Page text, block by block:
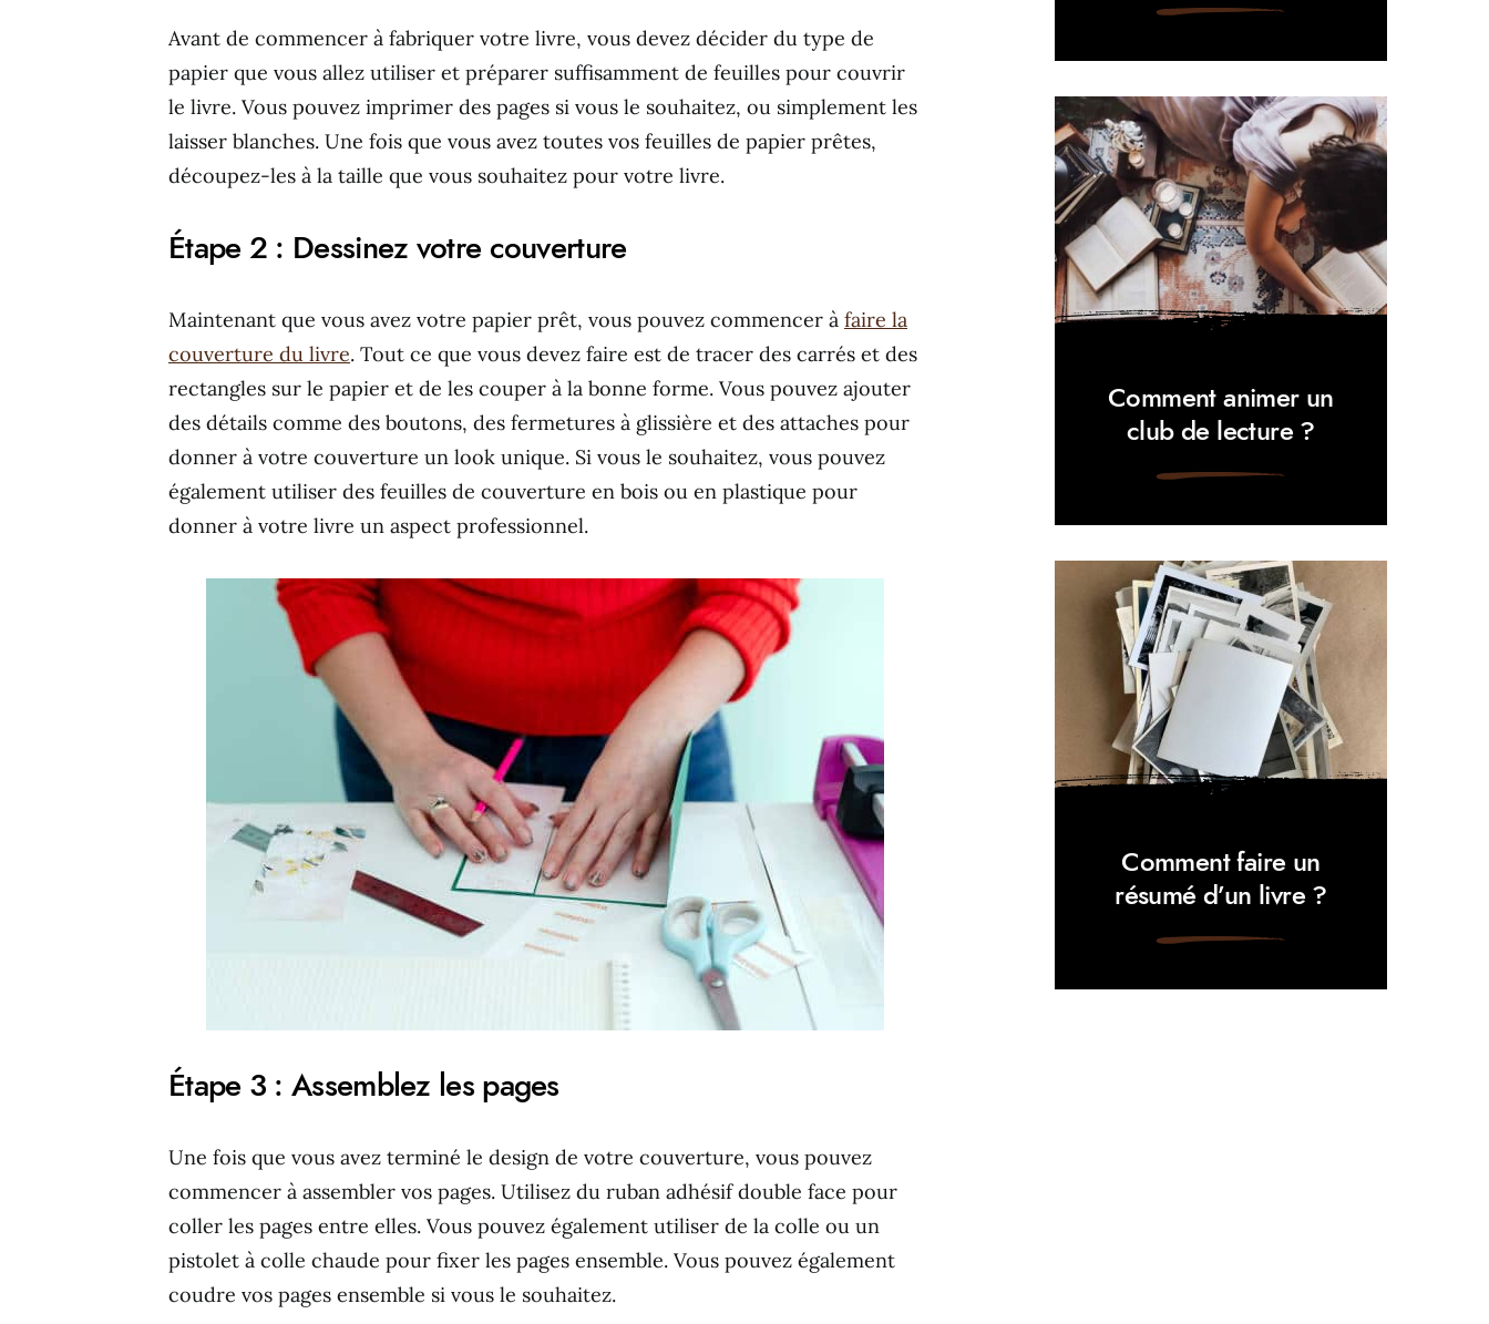
Avant de commencer à fabriquer votre livre, vous devez décider du type de
papier que vous allez utiliser et préparer suffisamment de feuilles pour couvrir
le livre. Vous pouvez imprimer des pages si vous le souhaitez, ou simplement les
laisser blanches. Une fois que vous avez toutes vos feuilles de papier prêtes,
découpez-les à la taille que vous souhaitez pour votre livre.
Étape 2 : Dessinez votre couverture
Maintenant que vous avez votre papier prêt, vous pouvez commencer à faire la
couverture du livre. Tout ce que vous devez faire est de tracer des carrés et des
rectangles sur le papier et de les couper à la bonne forme. Vous pouvez ajouter
des détails comme des boutons, des fermetures à glissière et des attaches pour
donner à votre couverture un look unique. Si vous le souhaitez, vous pouvez
également utiliser des feuilles de couverture en bois ou en plastique pour
donner à votre livre un aspect professionnel.
Étape 3 : Assemblez les pages
Une fois que vous avez terminé le design de votre couverture, vous pouvez
commencer à assembler vos pages. Utilisez du ruban adhésif double face pour
coller les pages entre elles. Vous pouvez également utiliser de la colle ou un
pistolet à colle chaude pour fixer les pages ensemble. Vous pouvez également
coudre vos pages ensemble si vous le souhaitez.
Comment animer un
club de lecture ?
Comment faire un
résumé d’un livre ?